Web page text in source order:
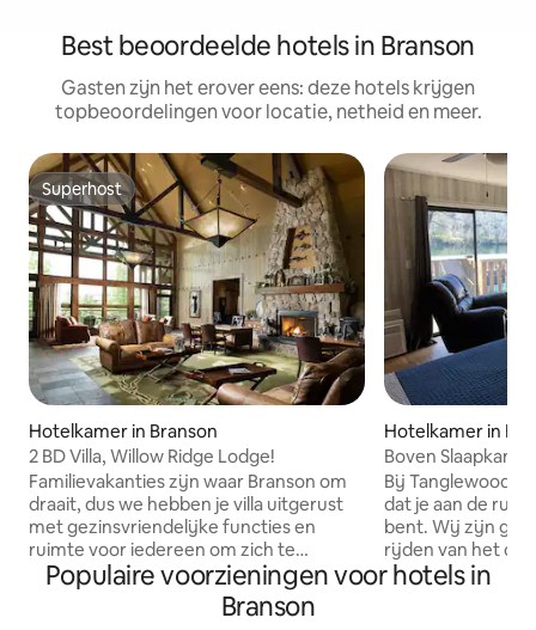
Best beoordeelde hotels in Branson
Gasten zijn het erover eens: deze hotels krijgen
topbeoordelingen voor locatie, netheid en meer.
Superhost
Superhost
Hotelkamer in Branson
2 BD Villa, Willow Ridge Lodge!
Familievakanties zijn waar Branson om
draait, dus we hebben je villa uitgerust
met gezinsvriendelijke functies en
ruimte voor iedereen om zich te
verspreiden. Je villa met twee
slaapkamers en twee badkamers is
uitgerust met een grote keuken, een
Hotelkamer in
Boven Slaapkamer
Bij Tanglewood
dat je aan de
bent. Wij zijn
rijden van het
landschap van
Populaire voorzieningen voor hotels in
Branson